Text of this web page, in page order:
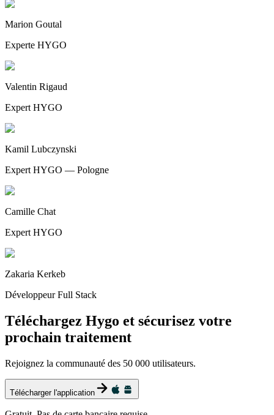
Marion Goutal
Experte HYGO
Valentin Rigaud
Expert HYGO
Kamil Lubczynski
Expert HYGO — Pologne
Camille Chat
Expert HYGO
Zakaria Kerkeb
Développeur Full Stack
Téléchargez Hygo et sécurisez votre
prochain traitement
Rejoignez la communauté des 50 000 utilisateurs.
Télécharger l'application